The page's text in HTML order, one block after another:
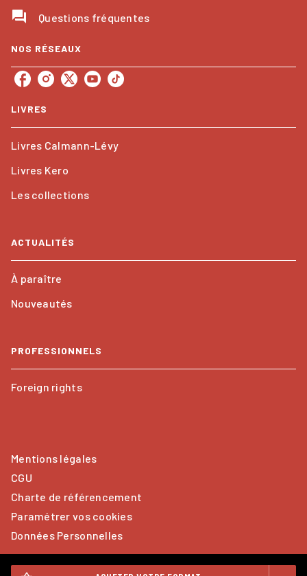
question_answer Questions fréquentes
NOS RÉSEAUX
LIVRES
Livres Calmann-Lévy
Livres Kero
Les collections
ACTUALITÉS
À paraître
Nouveautés
PROFESSIONNELS
Foreign rights
Mentions légales
CGU
Charte de référencement
Paramétrer vos cookies
Données Personnelles